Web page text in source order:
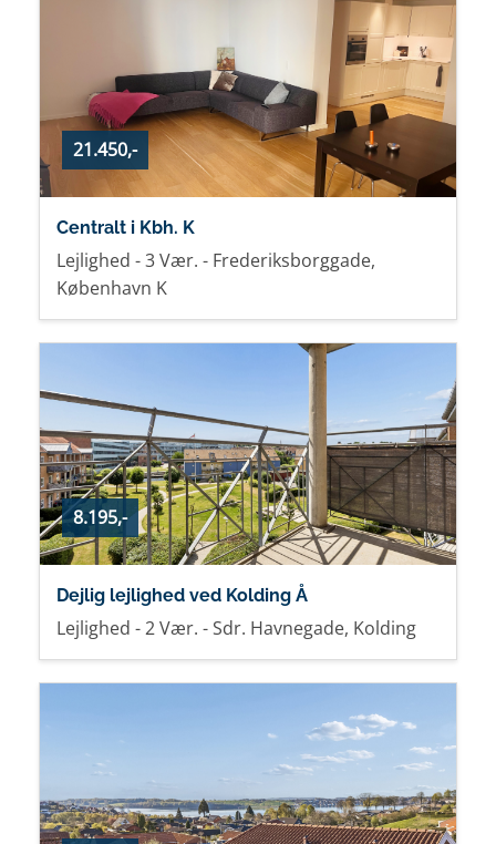
21.450,-
Centralt i Kbh. K
Lejlighed - 3 Vær. - Frederiksborggade,
København K
8.195,-
Dejlig lejlighed ved Kolding Å
Lejlighed - 2 Vær. - Sdr. Havnegade, Kolding